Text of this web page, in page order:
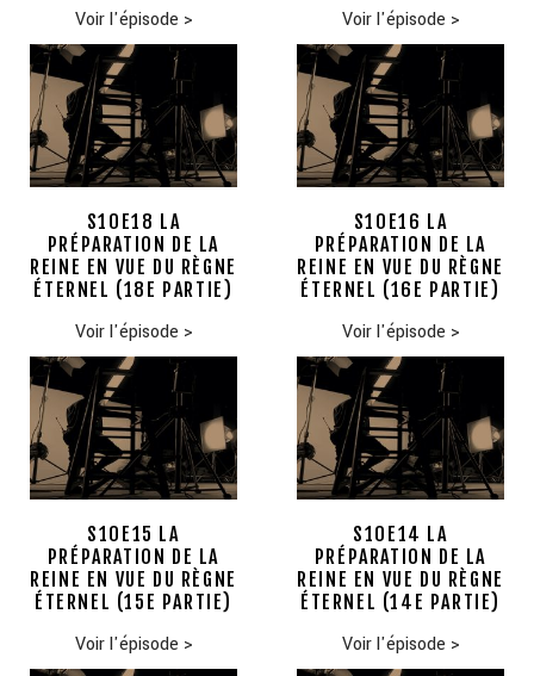
Voir l'épisode > Voir l'épisode >
S10E18 LA
PRÉPARATION DE LA
REINE EN VUE DU RÈGNE
ÉTERNEL (18E PARTIE)
Voir l'épisode >
S10E16 LA
PRÉPARATION DE LA
REINE EN VUE DU RÈGNE
ÉTERNEL (16E PARTIE)
Voir l'épisode >
S10E15 LA
PRÉPARATION DE LA
REINE EN VUE DU RÈGNE
ÉTERNEL (15E PARTIE)
Voir l'épisode >
S10E14 LA
PRÉPARATION DE LA
REINE EN VUE DU RÈGNE
ÉTERNEL (14E PARTIE)
Voir l'épisode >